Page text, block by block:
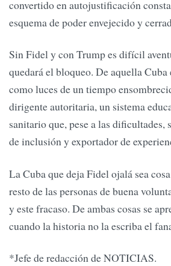
convertido en autojustificación
esquema de poder envejecido y
Sin Fidel y con Trump es difícil
quedará el bloqueo. De aquella Cuba
como luces de un tiempo
dirigente autoritaria, un sistema
sanitario que, pese a las dificultades,
de inclusión y exportador de
La Cuba que deja Fidel ojalá sea
resto de las personas de buena
y este fracaso. De ambas cosas se
cuando la historia no la escriba el
*Jefe de redacción de NOTICIAS.